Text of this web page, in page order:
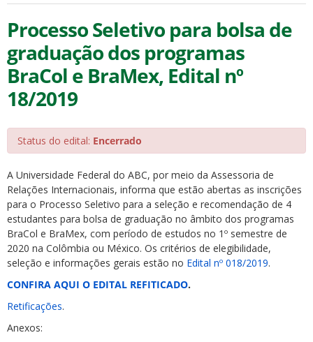
Processo Seletivo para bolsa de
graduação dos programas
BraCol e BraMex, Edital nº
18/2019
Status do edital: Encerrado
A Universidade Federal do ABC, por meio da Assessoria de
Relações Internacionais, informa que estão abertas as inscrições
para o Processo Seletivo para a seleção e recomendação de 4
estudantes para bolsa de graduação no âmbito dos programas
BraCol e BraMex, com período de estudos no 1º semestre de
2020 na Colômbia ou México. Os critérios de elegibilidade,
seleção e informações gerais estão no Edital nº 018/2019.
CONFIRA AQUI O EDITAL REFITICADO.
Retificações.
Anexos: